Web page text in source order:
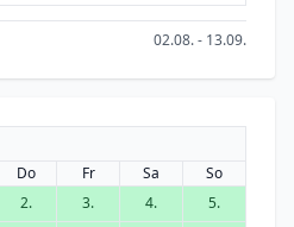
02.08. - 13.09.
Do Fr Sa
So
2. 3. 4.
5.